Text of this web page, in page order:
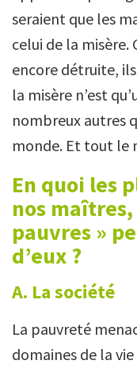
seraient que les
celui de la misère.
encore détruite,
la misère n’est
nombreux autres
monde. Et tout le
En quoi les
nos
pauvres »
d’eux ?
A. La société
La pauvreté
domaines de la